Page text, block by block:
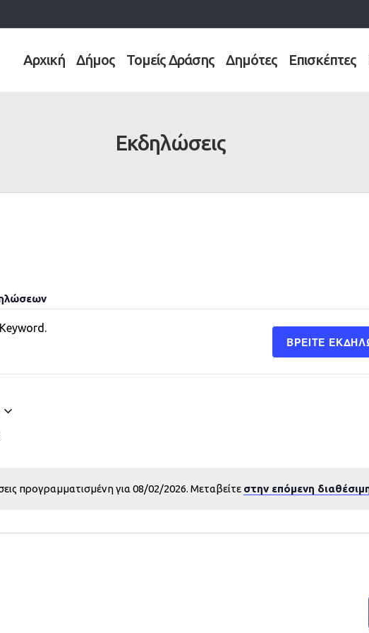
Αρχική Δήμος Τομείς Δράσης Δημότες Επισκέπτες
Εκδηλώσεις
προγραμματισμένη για 08/02/2026. Μεταβείτε στην επόμενη
ΒΡΕΊΤΕ